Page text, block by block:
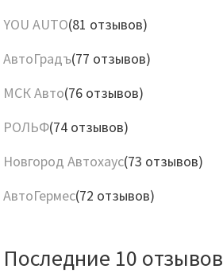
YOU AUTO(81 отзывов)
АвтоГрадъ(77 отзывов)
МСК Авто(76 отзывов)
РОЛЬФ(74 отзывов)
Новгород Автохаус(73 отзывов)
АвтоГермес(72 отзывов)
Последние 10 отзывов